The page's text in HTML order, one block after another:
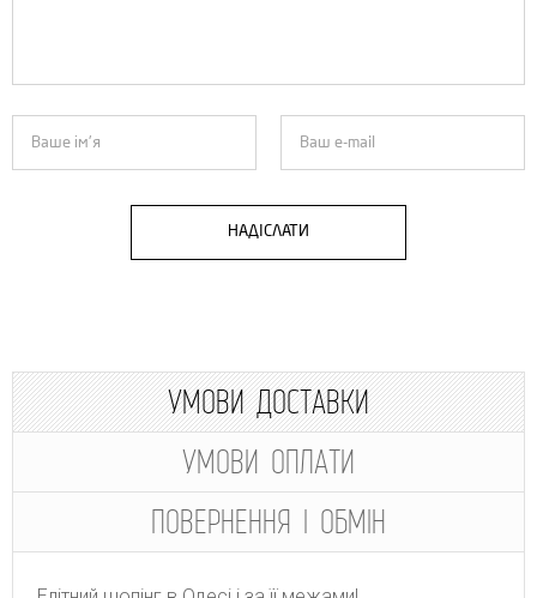
НАДІСЛАТИ
УМОВИ ДОСТАВКИ
УМОВИ ОПЛАТИ
ПОВЕРНЕННЯ І ОБМІН